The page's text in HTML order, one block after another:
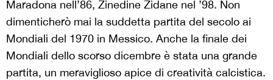
Maradona nell’86, Zinedine Zidane nel ’98. Non
dimenticherò mai la suddetta partita del secolo ai
Mondiali del 1970 in Messico. Anche la finale dei
Mondiali dello scorso dicembre è stata una grande
partita, un meraviglioso apice di creatività calcistica.